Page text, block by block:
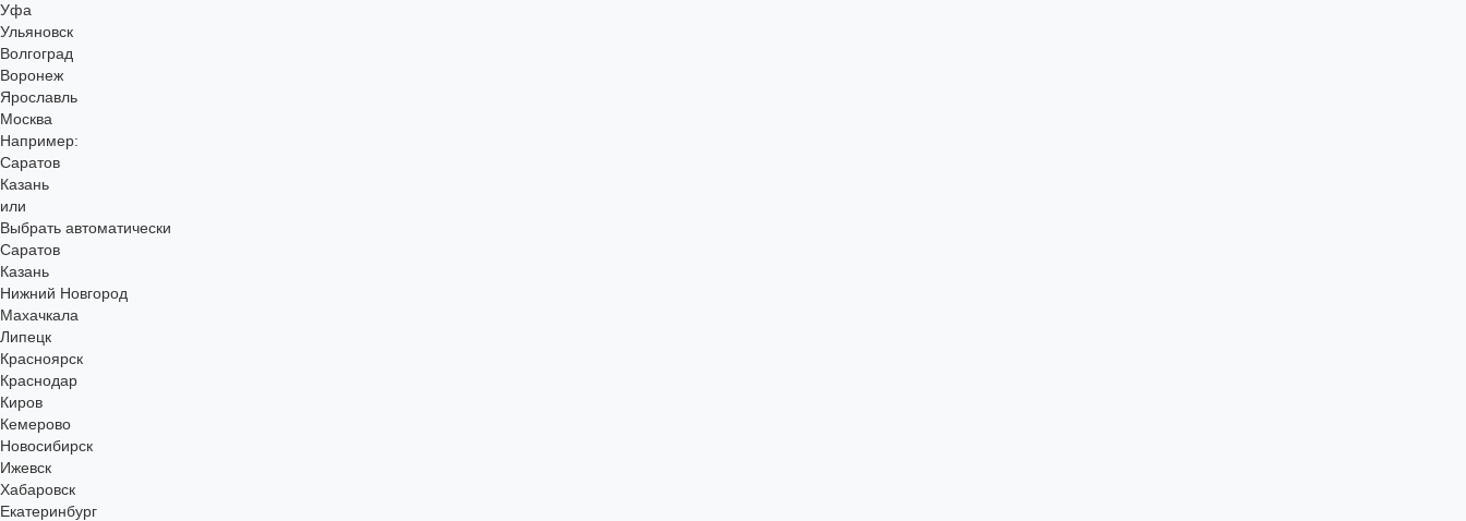
Уфа
Ульяновск
Волгоград
Воронеж
Ярославль
Москва
Например:
Саратов
Казань
или
Выбрать автоматически
Саратов
Казань
Нижний Новгород
Махачкала
Липецк
Красноярск
Краснодар
Киров
Кемерово
Новосибирск
Ижевск
Хабаровск
Екатеринбург